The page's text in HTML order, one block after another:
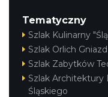
Tematyczny
Szlak Kulinarny
Szlak Orlich Gniazd
Szlak Zabytków
Szlak Architektury
Śląskiego